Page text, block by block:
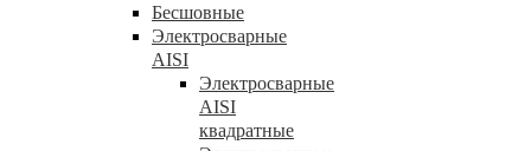
Бесшовные
Электросварные
AISI
Электросварные
AISI
квадратные